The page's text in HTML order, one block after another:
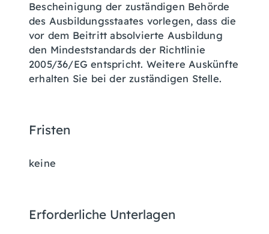
Bescheinigung der zuständigen Behörde
des Ausbildungsstaates vorlegen, dass die
vor dem Beitritt absolvierte Ausbildung
den Mindeststandards der Richtlinie
2005/36/EG entspricht. Weitere Auskünfte
erhalten Sie bei der zuständigen Stelle.
Fristen
keine
Erforderliche Unterlagen